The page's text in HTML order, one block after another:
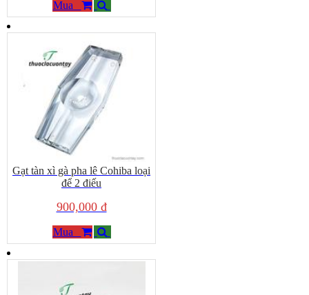
Mua
Gạt tàn xì gà pha lê Cohiba loại
để 2 điếu
900,000 đ
Mua